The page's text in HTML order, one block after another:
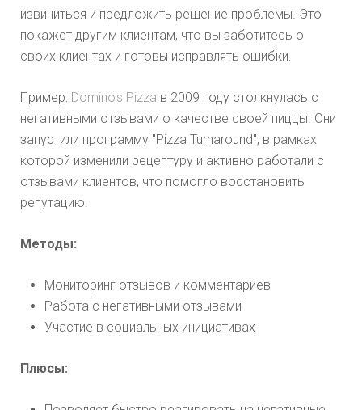
извиниться и предложить решение проблемы. Это
покажет другим клиентам, что вы заботитесь о
своих клиентах и готовы исправлять ошибки.
Пример: Domino's Pizza в 2009 году столкнулась с
негативными отзывами о качестве своей пиццы. Они
запустили программу "Pizza Turnaround", в рамках
которой изменили рецептуру и активно работали с
отзывами клиентов, что помогло восстановить
репутацию.
Методы:
Мониторинг отзывов и комментариев
Работа с негативными отзывами
Участие в социальных инициативах
Плюсы: